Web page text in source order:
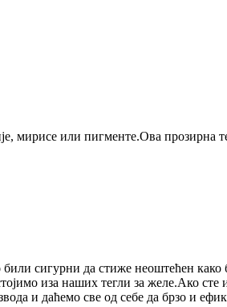
мирисе или пигменте.Ова прозирна
сигурни да стиже неоштећен
иза наших тегли за желе.Ако сте
и даћемо све од себе да брзо и